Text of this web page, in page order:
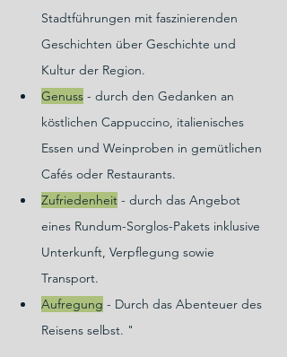
Stadtführungen mit faszinierenden
Geschichten über Geschichte und
Kultur der Region.
Genuss - durch den Gedanken an
köstlichen Cappuccino, italienisches
Essen und Weinproben in gemütlichen
Cafés oder Restaurants.
Zufriedenheit - durch das Angebot
eines Rundum-Sorglos-Pakets inklusive
Unterkunft, Verpflegung sowie
Transport.
Aufregung - Durch das Abenteuer des
Reisens selbst. "